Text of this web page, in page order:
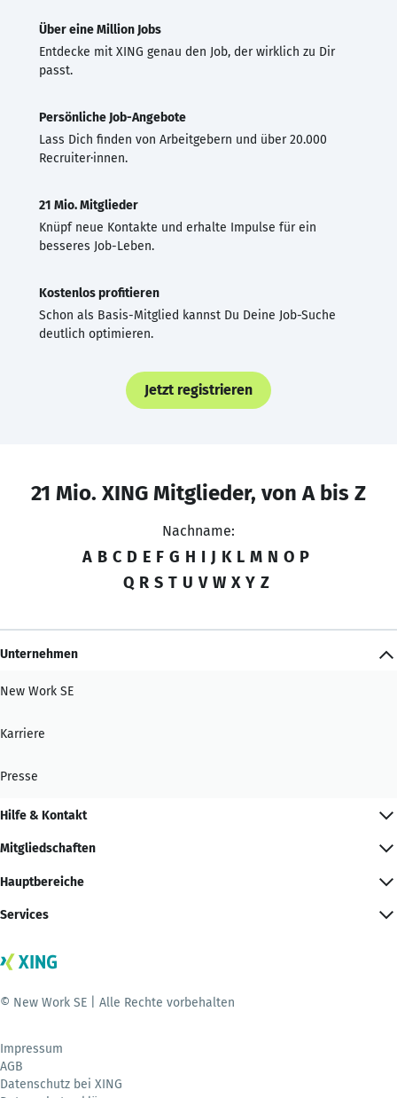
Über eine Million Jobs
Entdecke mit XING genau den Job, der wirklich zu Dir
passt.
Persönliche Job-Angebote
Lass Dich finden von Arbeitgebern und über 20.000
Recruiter·innen.
21 Mio. Mitglieder
Knüpf neue Kontakte und erhalte Impulse für ein
besseres Job-Leben.
Kostenlos profitieren
Schon als Basis-Mitglied kannst Du Deine Job-Suche
deutlich optimieren.
Jetzt registrieren
21 Mio. XING Mitglieder, von A bis Z
Nachname:
A B C D E F G H I J K L M N O P
Q R S T U V W X Y Z
Unternehmen
New Work SE
Karriere
Presse
Hilfe & Kontakt
Mitgliedschaften
Hauptbereiche
Services
© New Work SE | Alle Rechte vorbehalten
Impressum
AGB
Datenschutz bei XING